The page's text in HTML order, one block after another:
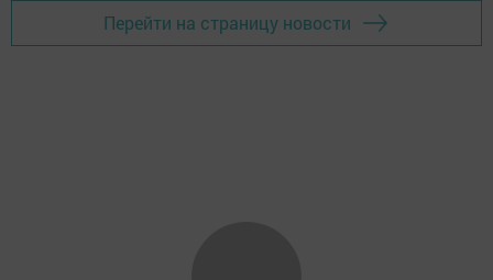
Перейти на страницу новости